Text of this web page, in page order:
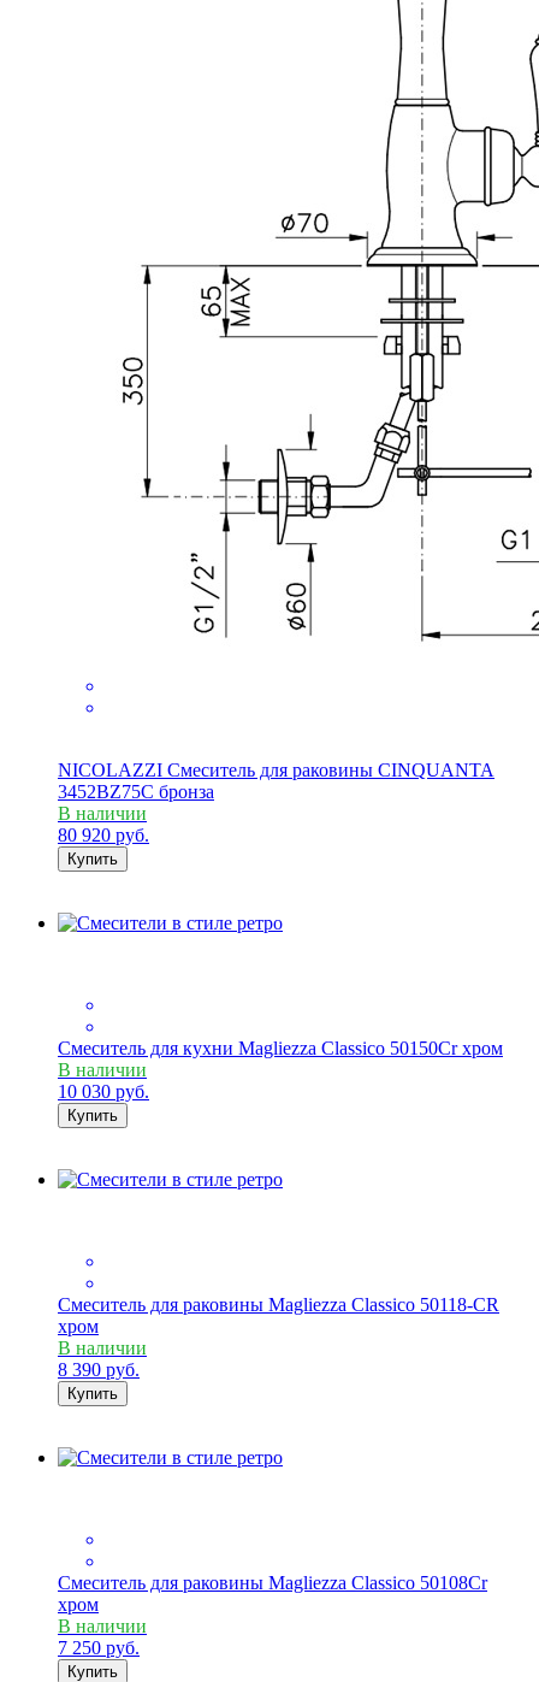
NICOLAZZI Смеситель для раковины CINQUANTA
3452BZ75C бронза
В наличии
80 920 руб.
Купить
Смеситель для кухни Magliezza Classico 50150Cr хром
В наличии
10 030 руб.
Купить
Смеситель для раковины Magliezza Classico 50118-CR
хром
В наличии
8 390 руб.
Купить
Смеситель для раковины Magliezza Classico 50108Cr
хром
В наличии
7 250 руб.
Купить